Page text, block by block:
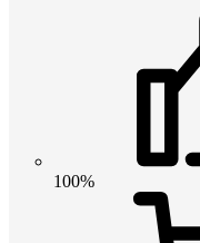
100%